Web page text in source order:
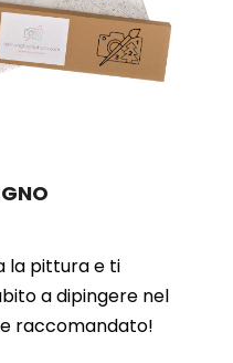
la pittura e ti
a dipingere nel
raccomandato!